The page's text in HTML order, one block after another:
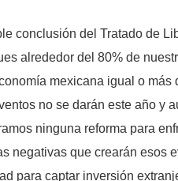
conclusión del Tratado de
alrededor del 80% de
mexicana igual o más
no se darán este año y
ninguna reforma para
negativas que crearán esos
para captar inversión